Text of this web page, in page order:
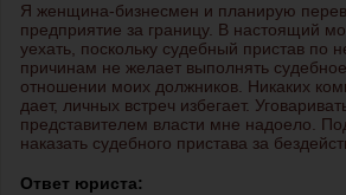
Я женщина-бизнесмен и планирую
предприятие за границу. В настоящий
уехать, поскольку судебный пристав по
причинам не желает выполнять
отношении моих должников. Никаких
дает, личных встреч избегает.
представителем власти мне надоело.
наказать судебного пристава за
Ответ юриста: